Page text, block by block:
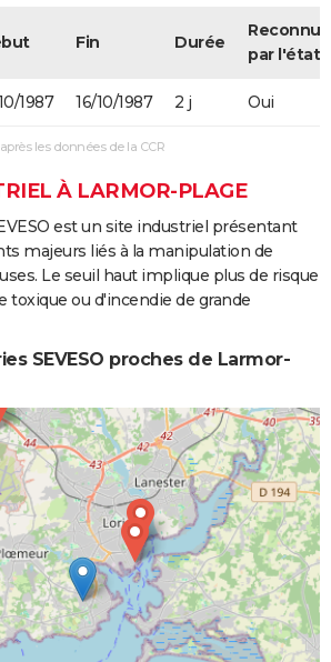
Fin Durée
Reconnue
par l'état
1987 16/10/1987 2 j Oui
les données de la CCR
À LARMOR-PLAGE
est un site industriel présentant
majeurs liés à la manipulation de
Le seuil haut implique plus de risque
toxique ou d'incendie de grande
SEVESO proches de Larmor-